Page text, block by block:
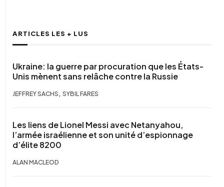
ARTICLES LES + LUS
Ukraine: la guerre par procuration que les États-
Unis mènent sans relâche contre la Russie
JEFFREY SACHS , SYBIL FARES
Les liens de Lionel Messi avec Netanyahou,
l’armée israélienne et son unité d’espionnage
d’élite 8200
ALAN MACLEOD